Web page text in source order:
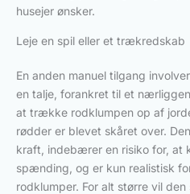
husejer ønsker.
Leje en spil eller et trækredskab
En anden manuel tilgang
en talje, forankret til et
at trække rodklumpen op af
rødder er blevet skåret over.
kraft, indebærer en risiko for, at
spænding, og er kun realistisk
rodklumper. For alt større vil